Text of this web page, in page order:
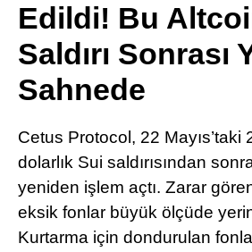
Edildi! Bu
Saldırı Sonrası
Sahnede
Cetus Protocol, 22 Mayıs’taki
dolarlık Sui saldırısından
yeniden işlem açtı. Zarar
eksik fonlar büyük ölçüde
Kurtarma için dondurulan